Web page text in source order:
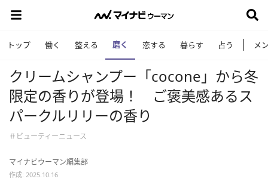
トップ 働く 整える 磨く 恋する 暮らす 占う メ
クリームシャンプー「cocone」から冬
限定の香りが登場！ ご褒美感あるス
パークルリリーの香り
＃ビューティーニュース
マイナビウーマン編集部
作成: 2025.10.16